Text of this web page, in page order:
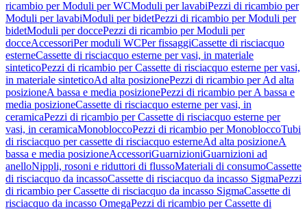
ricambio per Moduli per WCModuli per lavabiPezzi di ricambio per
Moduli per lavabiModuli per bidetPezzi di ricambio per Moduli per
bidetModuli per doccePezzi di ricambio per Moduli per
docceAccessoriPer moduli WCPer fissaggiCassette di risciacquo
esterneCassette di risciacquo esterne per vasi, in materiale
sinteticoPezzi di ricambio per Cassette di risciacquo esterne per vasi,
in materiale sinteticoAd alta posizionePezzi di ricambio per Ad alta
posizioneA bassa e media posizionePezzi di ricambio per A bassa e
media posizioneCassette di risciacquo esterne per vasi, in
ceramicaPezzi di ricambio per Cassette di risciacquo esterne per
vasi, in ceramicaMonobloccoPezzi di ricambio per MonobloccoTubi
di risciacquo per cassette di risciacquo esterneAd alta posizioneA
bassa e media posizioneAccessoriGuarnizioniGuarnizioni ad
anelloNippli, rosoni e riduttori di flussoMateriali di consumoCassette
di risciacquo da incassoCassette di risciacquo da incasso SigmaPezzi
di ricambio per Cassette di risciacquo da incasso SigmaCassette di
risciacquo da incasso OmegaPezzi di ricambio per Cassette di